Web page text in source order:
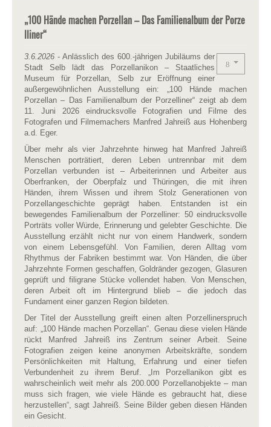
„100 Hände machen Porzellan – Das Familienalbum der Porze
lliner“
3.6.2026 - Anlässlich des 600.-jährigen Jubiläums der
Stadt Selb lädt das Porzellanikon – Staatliches
Museum für Porzellan, Selb zur Eröffnung einer
außergewöhnlichen Ausstellung ein: „100 Hände machen
Porzellan – Das Familienalbum der Porzelliner“ zeigt ab dem
11. Juni 2026 eindrucksvolle Fotografien und Filme des
Fotografen und Filmemachers Manfred Jahreiß aus Hohenberg
a.d. Eger.
Über mehr als vier Jahrzehnte hinweg hat Manfred Jahreiß
Menschen porträtiert, deren Leben untrennbar mit dem
Porzellan verbunden ist – Arbeiterinnen und Arbeiter aus
Oberfranken, der Oberpfalz und Thüringen, die mit ihren
Händen, ihrem Wissen und ihrem Stolz Generationen von
Porzellangeschichte geprägt haben. Entstanden ist ein
bewegendes Familienalbum der Porzelliner: 50 eindrucksvolle
Porträts voller Würde, Erinnerung und gelebter Geschichte. Die
Ausstellung erzählt nicht nur von einem Handwerk, sondern
von einem Lebensgefühl. Von Familien, deren Alltag vom
Rhythmus der Fabriken bestimmt war. Von Händen, die über
Jahrzehnte Formen geschaffen, Goldränder gezogen, Glasuren
geprüft und filigrane Stücke vollendet haben. Von Menschen,
deren Arbeit oft im Hintergrund blieb – die jedoch das
Fundament einer ganzen Region bildeten.
Der Titel der Ausstellung greift einen alten Porzellinerspruch
auf: „100 Hände machen Porzellan“. Genau diese vielen Hände
rückt Manfred Jahreiß ins Zentrum seiner Arbeit. Seine
Fotografien zeigen keine anonymen Arbeitskräfte, sondern
Persönlichkeiten mit Haltung, Erfahrung und einer tiefen
Verbundenheit zu ihrem Beruf. „Im Porzellanikon gibt es
wahrscheinlich weit mehr als 200.000 Porzellanobjekte – man
muss sich fragen, wie viele Hände es gebraucht hat, diese
herzustellen“, sagt Jahreiß. Seine Bilder geben diesen Händen
ein Gesicht.